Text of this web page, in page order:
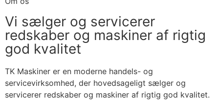
Vi sælger og servicerer
redskaber og maskiner af rigtig
god kvalitet
TK Maskiner er en moderne handels- og
servicevirksomhed, der hovedsageligt sælger og
servicerer redskaber og maskiner af rigtig god kvalitet.